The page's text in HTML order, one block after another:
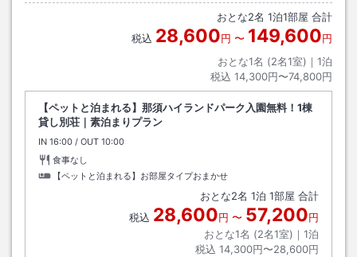
おとな2名 1泊1部屋 合計
税込 28,600円 〜 149,600円
おとな1名 (2名1室)｜ 1泊
税込 14,300円〜74,800円
【ペットと泊まれる】那須ハイランドパーク入園無料！1棟
貸し別荘｜素泊まりプラン
IN チェックイン
16:00 / OUT チェックアウト
10:00
食事なし
【ペットと泊まれる】お部屋タイプおまかせ
おとな2名 1泊 1部屋 合計
税込 28,600円 〜 57,200円
おとな1名 (2名1室)｜ 1泊
税込 14,300円〜28,600円